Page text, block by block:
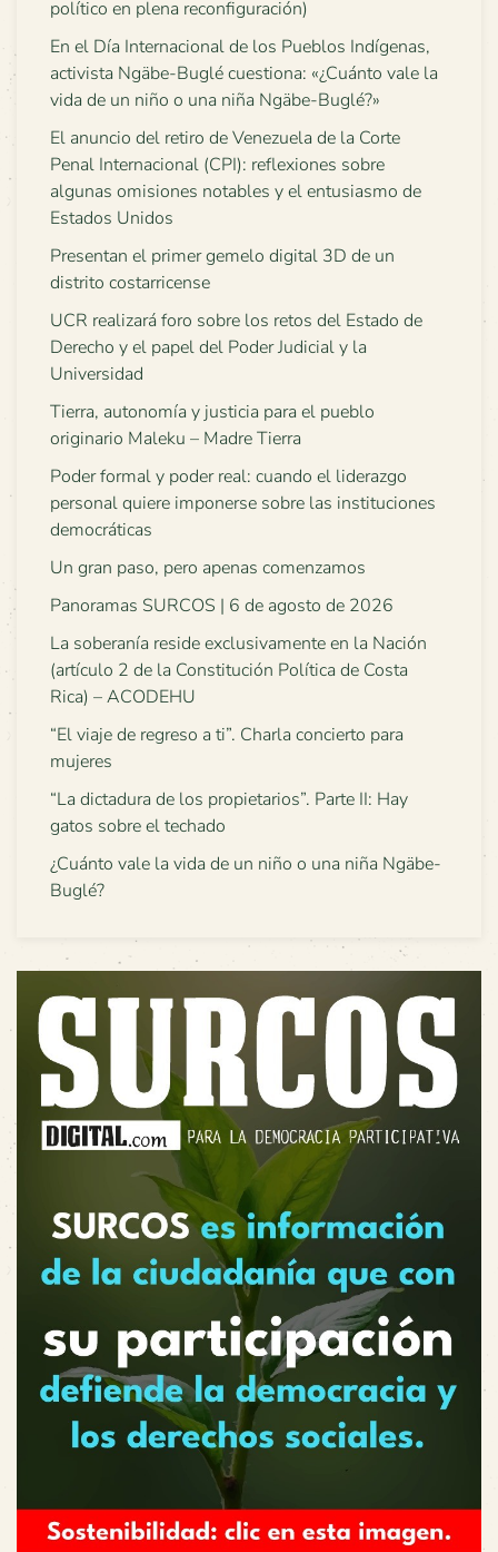
político en plena reconfiguración)
En el Día Internacional de los Pueblos Indígenas,
activista Ngäbe-Buglé cuestiona: «¿Cuánto vale la
vida de un niño o una niña Ngäbe-Buglé?»
El anuncio del retiro de Venezuela de la Corte
Penal Internacional (CPI): reflexiones sobre
algunas omisiones notables y el entusiasmo de
Estados Unidos
Presentan el primer gemelo digital 3D de un
distrito costarricense
UCR realizará foro sobre los retos del Estado de
Derecho y el papel del Poder Judicial y la
Universidad
Tierra, autonomía y justicia para el pueblo
originario Maleku – Madre Tierra
Poder formal y poder real: cuando el liderazgo
personal quiere imponerse sobre las instituciones
democráticas
Un gran paso, pero apenas comenzamos
Panoramas SURCOS | 6 de agosto de 2026
La soberanía reside exclusivamente en la Nación
(artículo 2 de la Constitución Política de Costa
Rica) – ACODEHU
“El viaje de regreso a ti”. Charla concierto para
mujeres
“La dictadura de los propietarios”. Parte II: Hay
gatos sobre el techado
¿Cuánto vale la vida de un niño o una niña Ngäbe-
Buglé?